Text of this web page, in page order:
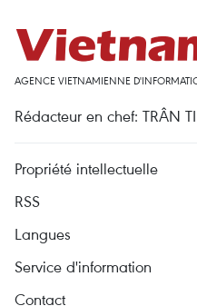
AGENCE VIETNAMIENNE
Rédacteur en chef: TRÂN
Propriété intellectuelle
RSS
Langues
Service d'information
Contact